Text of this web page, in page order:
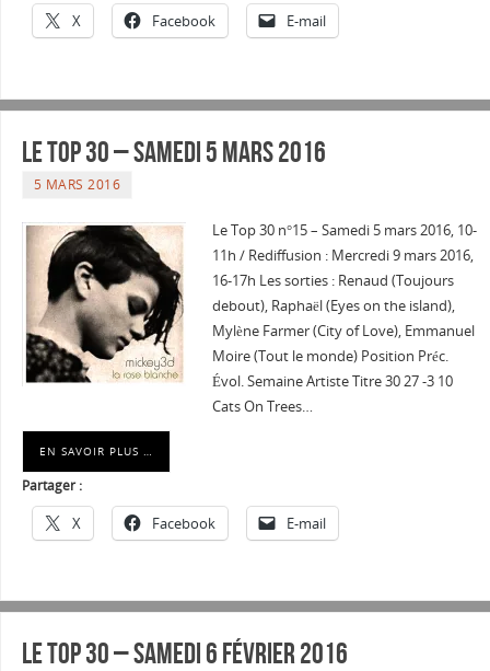
X Facebook E-mail
Le Top 30 – Samedi 5 mars 2016
5 MARS 2016
Le Top 30 n°15 – Samedi 5 mars 2016, 10-
11h / Rediffusion : Mercredi 9 mars 2016,
16-17h Les sorties : Renaud (Toujours
debout), Raphaël (Eyes on the island),
Mylène Farmer (City of Love), Emmanuel
Moire (Tout le monde) Position Préc.
Évol. Semaine Artiste Titre 30 27 -3 10
Cats On Trees…
EN SAVOIR PLUS …
Partager :
X Facebook E-mail
Le Top 30 – Samedi 6 février 2016